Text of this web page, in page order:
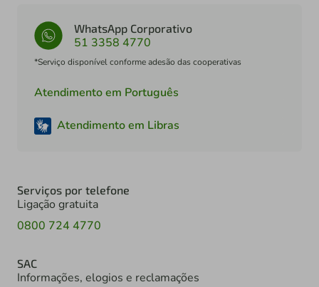
WhatsApp Corporativo
51 3358 4770
*Serviço disponível conforme adesão das cooperativas
Atendimento em Português
Atendimento em Libras
Serviços por telefone
Ligação gratuita
0800 724 4770
SAC
Informações, elogios e reclamações